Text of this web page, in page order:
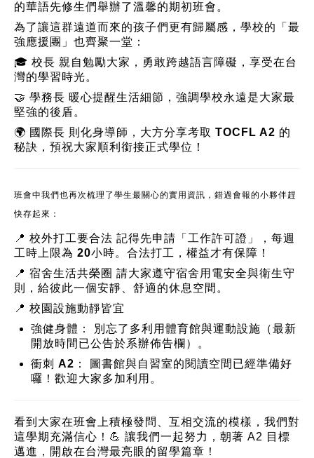
的華語先修生們舉辦了溫馨的期初班會。
為了讓這群遠道而來的孩子們更有歸屬感，學校的「最
強應援團」也齊聚一堂：
🎓 校長 親自勉勵大家，勇敢跨越語言障礙，享受在台
灣的學習時光。
🤝 學務長 暖心提醒生活細節，強調學校永遠是大家最
堅強的後盾。
🌍 國際長 則化身導師，大方分享考取 TOCFL A2 的
秘訣，預祝大家順利銜接正式學位！
班會中我們也再次梳理了學生最關心的實用資訊，錯過會報的小夥伴趕
快存起來：
📍 校外打工要合法 記得先申請「工作許可證」，每週
工時上限為 20小時。合法打工，權益才有保障！
📍 宿舍生活共榮圈 請大家遵守宿舍用電安全與衛生守
則，給彼此一個安靜、舒適的休息空間。
📍 校園設施動靜皆宜
強健身體：
別忘了多利用體育館與運動設施（最新
開放時間已公告於系辦佈告欄）。
衝刺 A2：
圖書館與自習室的閱讀空間已經準備好
囉！歡迎大家多加利用。
看到大家在班會上積極發問、互相交流的模樣，我們對
這學期充滿信心！💪 讓我們一起努力，朝著 A2 目標
邁進，開啟在台灣最亮眼的留學篇章！